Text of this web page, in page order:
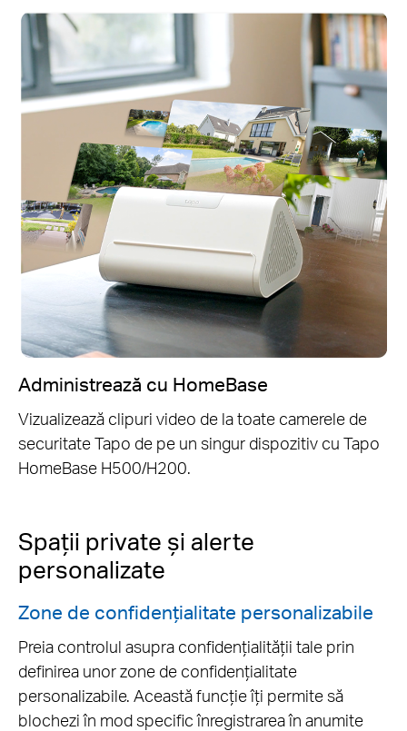
Administrează cu HomeBase
Vizualizează clipuri video de la toate camerele de
securitate Tapo de pe un singur dispozitiv cu Tapo
HomeBase H500/H200.
Spații private și alerte
personalizate
Zone de confidențialitate personalizabile
Preia controlul asupra confidențialității tale prin
definirea unor zone de confidențialitate
personalizabile. Această funcție îți permite să
blochezi în mod specific înregistrarea în anumite